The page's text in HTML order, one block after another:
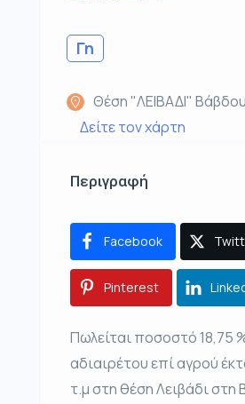
Γη
Θέση "ΛΕΙΒΑΔΙ" Βάβδου
Δείτε τον χάρτη
Περιγραφή
Facebook
Pinterest
Πωλείται ποσοστό 18,75
αδιαιρέτου επί αγρού
τ.μ στη θέση Λειβάδι στη